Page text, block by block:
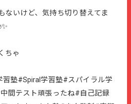
ないけど、気持ち切り替えてま
ちゃ
塾#Spiral学習塾#スパイラル学
間テスト頑張ったね#自己記録